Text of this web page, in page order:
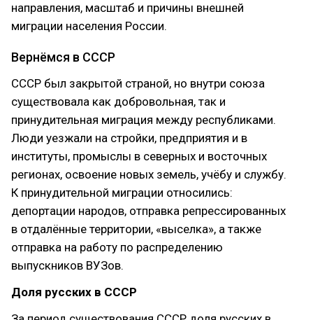
направления, масштаб и причины внешней
миграции населения России.
Вернёмся в СССР
СССР был закрытой страной, но внутри союза
существовала как добровольная, так и
принудительная миграция между республиками.
Люди уезжали на стройки, предприятия и в
институты, промыслы в северных и восточных
регионах, освоение новых земель, учёбу и службу.
К принудительной миграции относились:
депортации народов, отправка репрессированных
в отдалённые территории, «выселка», а также
отправка на работу по распределению
выпускников ВУЗов.
Доля русских в СССР